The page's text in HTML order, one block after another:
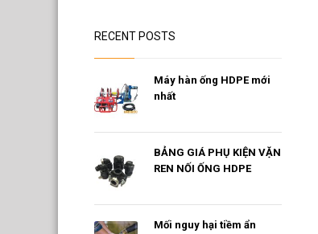
RECENT POSTS
Máy hàn ống HDPE mới
nhất
BẢNG GIÁ PHỤ KIỆN VẶN
REN NỐI ỐNG HDPE
Mối nguy hại tiềm ẩn